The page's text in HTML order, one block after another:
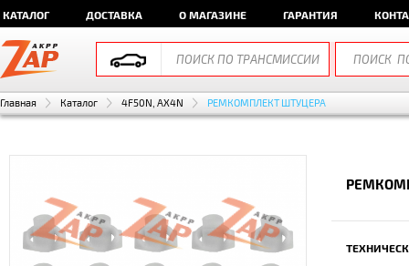
КАТАЛОГ ДОСТАВКА О МАГАЗИНЕ ГАРАНТИЯ
Главная Каталог 4F50N, AX4N РЕМКОМПЛЕКТ ШТУЦЕРА